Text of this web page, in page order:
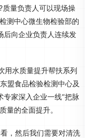
质量负责人可以现场操
测中心微生物检验部的
后向企业负责人连续发
用水质量提升帮扶系列
盟食品检验检测中心及
家深入企业一线“把脉
量的全面提升。
，然后我们需要对清洗